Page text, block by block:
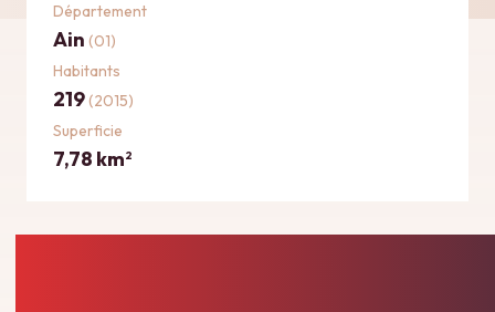
Département
Ain (01)
Habitants
219(2015)
Superficie
7,78 km2